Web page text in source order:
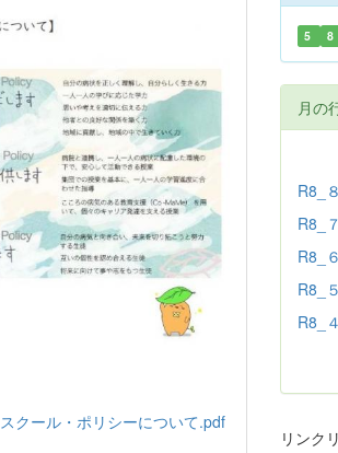
スクール・ポリシーについて.pdf
5 8
月の
R8_
R8_
R8_
R8_
R8_
リンク